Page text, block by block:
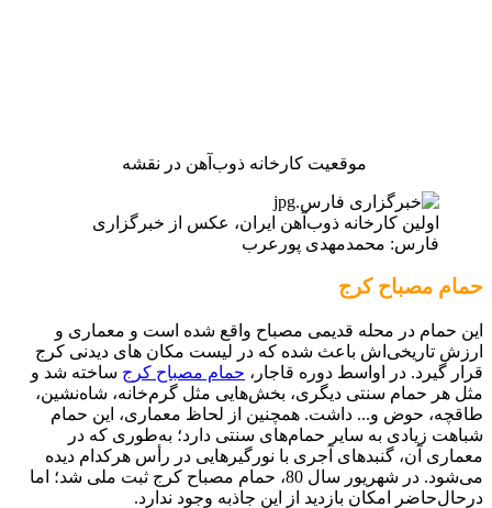
موقعیت کارخانه ذوب‌آهن در نقشه
اولین کارخانه ذوب‌آهن ایران، عکس از خبرگزاری
فارس: محمدمهدی پورعرب
حمام مصباح کرج
این حمام در محله قدیمی مصباح واقع شده است و معماری و
ارزش تاریخی‌اش باعث شده که در لیست مکان های دیدنی کرج
قرار گیرد. در اواسط دوره قاجار، حمام مصباح کرج ساخته شد و
مثل هر حمام سنتی دیگری، بخش‌هایی مثل گرم‌خانه، شاه‌نشین،
طاقچه، حوض و... داشت. همچنین از لحاظ معماری، این حمام
شباهت زیادی به سایر حمام‌های سنتی دارد؛ به‌طوری که در
معماری آن، گنبدهای آجری با نورگیرهایی در رأس هرکدام دیده
می‌شود. در شهریور سال 80، حمام مصباح کرج ثبت ملی شد؛ اما
درحال‌حاضر امکان بازدید از این جاذبه وجود ندارد.